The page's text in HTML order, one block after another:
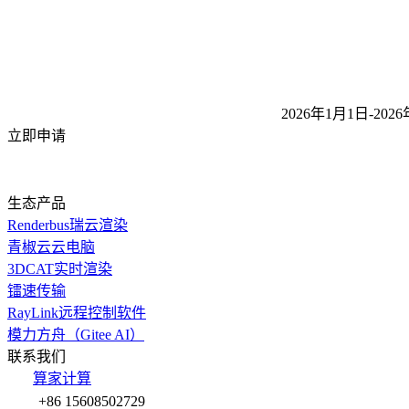
2026年1月1日-2026
立即申请
生态产品
Renderbus瑞云渲染
青椒云云电脑
3DCAT实时渲染
镭速传输
RayLink远程控制软件
模力方舟（Gitee AI）
联系我们
算家计算
+86 15608502729